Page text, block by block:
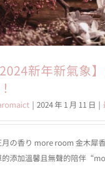
2024新年新氣象
| 2024 年 1 月 11 日 |
月の香り more room 金木犀
的添加溫馨且無聲的陪伴